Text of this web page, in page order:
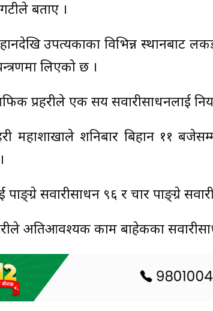
बताए ।
उपत्यकाका विभिन्न स्थानबाट
लिएको छ ।
प्रहरीले एक सय सवारीसाधनलाई
महाशाखाले शनिबार बिहान ११
पाङ्ग्रे सवारीसाधन ९६ र चार पाङ्ग्रे
अतिआवश्यक काम बाहेकका